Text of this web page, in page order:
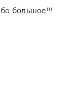
большое!!!